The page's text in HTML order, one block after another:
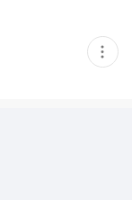
현
재